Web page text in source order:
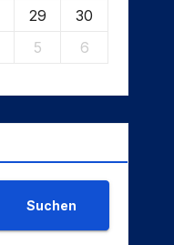
29
30
5 6
Suchen